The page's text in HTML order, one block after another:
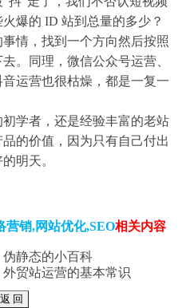
爆的 ID 站到总量的多少？
情，找到一个方向然后按照
。同理，微信公众号运营、
运营也很枯燥，都是一复一
学者，还是经验丰富的老站
的价值，因为只有自己付出
明天。
营销,网站优化,SEO相关内容
静态的小百科
贸站运营的基本常识